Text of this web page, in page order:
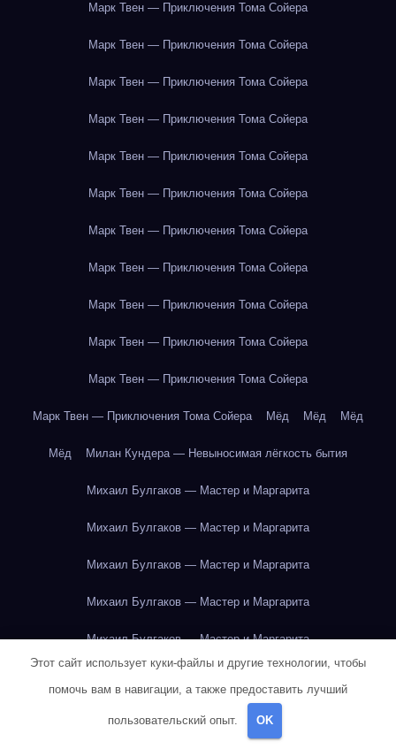
Марк Твен — Приключения Тома Сойера
Марк Твен — Приключения Тома Сойера
Марк Твен — Приключения Тома Сойера
Марк Твен — Приключения Тома Сойера
Марк Твен — Приключения Тома Сойера
Марк Твен — Приключения Тома Сойера
Марк Твен — Приключения Тома Сойера
Марк Твен — Приключения Тома Сойера
Марк Твен — Приключения Тома Сойера
Марк Твен — Приключения Тома Сойера
Марк Твен — Приключения Тома Сойера
Марк Твен — Приключения Тома Сойера Мёд Мёд Мёд
Мёд Милан Кундера — Невыносимая лёгкость бытия
Михаил Булгаков — Мастер и Маргарита
Михаил Булгаков — Мастер и Маргарита
Михаил Булгаков — Мастер и Маргарита
Михаил Булгаков — Мастер и Маргарита
Михаил Булгаков — Мастер и Маргарита
Михаил Булгаков — Мастер и Маргарита
Этот сайт использует куки-файлы и другие технологии, чтобы
помочь вам в навигации, а также предоставить лучший
пользовательский опыт. OK